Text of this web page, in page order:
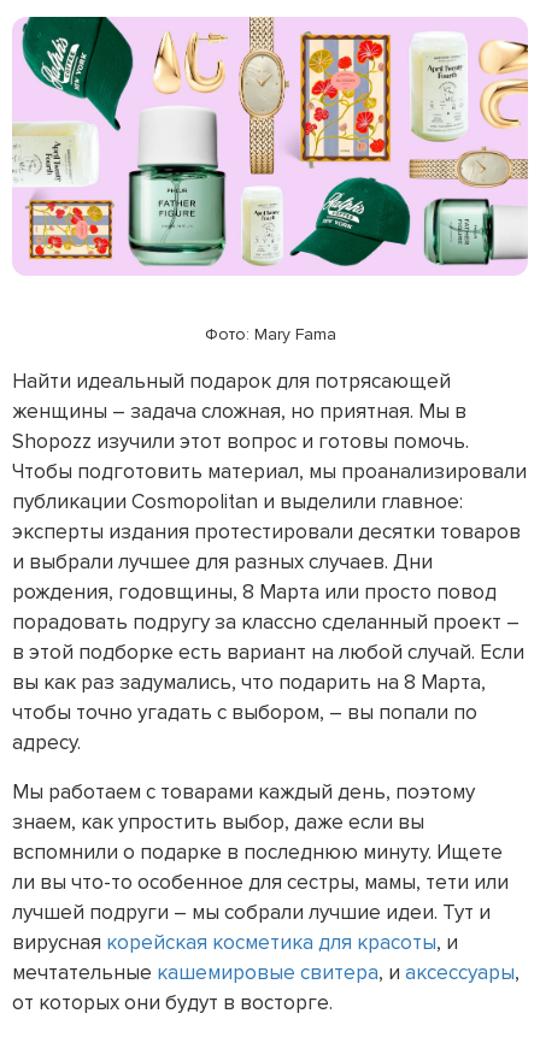
Фото: Mary Fama
Найти идеальный подарок для потрясающей
женщины – задача сложная, но приятная. Мы в
Shopozz изучили этот вопрос и готовы помочь.
Чтобы подготовить материал, мы проанализировали
публикации Cosmopolitan и выделили главное:
эксперты издания протестировали десятки товаров
и выбрали лучшее для разных случаев. Дни
рождения, годовщины, 8 Марта или просто повод
порадовать подругу за классно сделанный проект –
в этой подборке есть вариант на любой случай. Если
вы как раз задумались, что подарить на 8 Марта,
чтобы точно угадать с выбором, – вы попали по
адресу.
Мы работаем с товарами каждый день, поэтому
знаем, как упростить выбор, даже если вы
вспомнили о подарке в последнюю минуту. Ищете
ли вы что-то особенное для сестры, мамы, тети или
лучшей подруги – мы собрали лучшие идеи. Тут и
вирусная корейская косметика для красоты, и
мечтательные кашемировые свитера, и аксессуары,
от которых они будут в восторге.